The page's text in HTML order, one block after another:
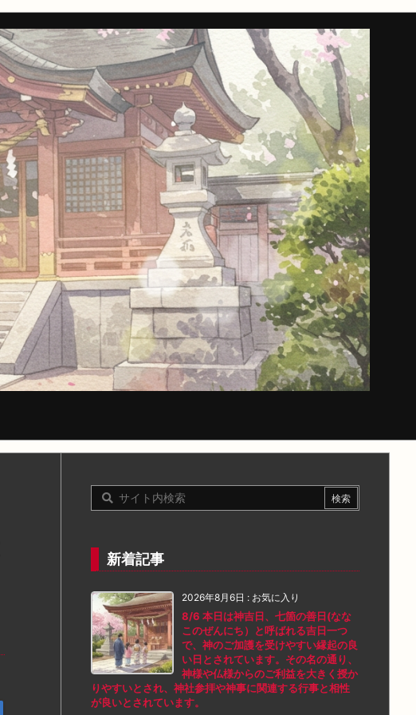
新着記事
2026年8月6日 : お気に入り
8/6 本日は神吉日、七箇の善日(なな
このぜんにち）と呼ばれる吉日一つ
で、神のご加護を受けやすい縁起の良
い日とされています。その名の通り、
神様や仏様からのご利益を大きく授か
りやすいとされ、神社参拝や神事に関連する行事と相性
が良いとされています。